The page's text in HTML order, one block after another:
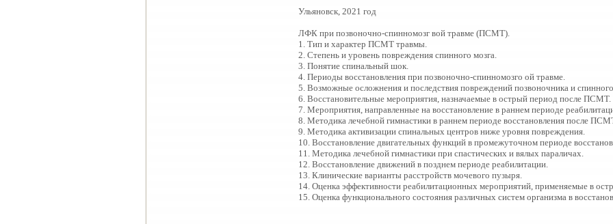
Ульяновск, 2021 год
ЛФК при позвоночно-спинномозг вой травме (ПСМТ).
1. Тип и характер ПСМТ травмы.
2. Степень и уровень повреждения спинного мозга.
3. Понятие спинальный шок.
4. Периоды восстановления при позвоночно-спинномозго ой травме.
5. Возможные осложнения и последствия повреждений позвоночника и
6. Восстановительные мероприятия, назначаемые в острый период после ПСМТ.
7. Мероприятия, направленные на восстановление в раннем периоде
8. Методика лечебной гимнастики в раннем периоде восстановления после
9. Методика активизации спинальных центров ниже уровня повреждения.
10. Восстановление двигательных функций в промежуточном периоде
11. Методика лечебной гимнастики при спастических и вялых параличах.
12. Восстановление движений в позднем периоде реабилитации.
13. Клинические варианты расстройств мочевого пузыря.
14. Оценка эффективности реабилитационных мероприятий, применяемые в
15. Оценка функционального состояния различных систем организма в